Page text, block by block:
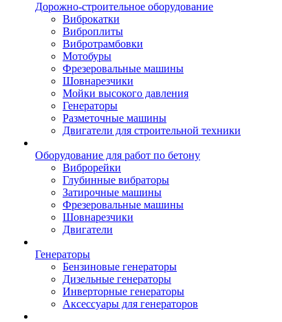
Дорожно-строительное оборудование
Виброкатки
Виброплиты
Вибротрамбовки
Мотобуры
Фрезеровальные машины
Шовнарезчики
Мойки высокого давления
Генераторы
Разметочные машины
Двигатели для строительной техники
Оборудование для работ по бетону
Виброрейки
Глубинные вибраторы
Затирочные машины
Фрезеровальные машины
Шовнарезчики
Двигатели
Генераторы
Бензиновые генераторы
Дизельные генераторы
Инверторные генераторы
Аксессуары для генераторов